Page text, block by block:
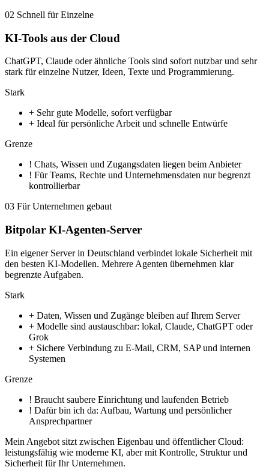
02 Schnell für Einzelne
KI-Tools aus der Cloud
ChatGPT, Claude oder ähnliche Tools sind sofort nutzbar und sehr
stark für einzelne Nutzer, Ideen, Texte und Programmierung.
Stark
+ Sehr gute Modelle, sofort verfügbar
+ Ideal für persönliche Arbeit und schnelle Entwürfe
Grenze
! Chats, Wissen und Zugangsdaten liegen beim Anbieter
! Für Teams, Rechte und Unternehmensdaten nur begrenzt
kontrollierbar
03 Für Unternehmen gebaut
Bitpolar KI-Agenten-Server
Ein eigener Server in Deutschland verbindet lokale Sicherheit mit
den besten KI-Modellen. Mehrere Agenten übernehmen klar
begrenzte Aufgaben.
Stark
+ Daten, Wissen und Zugänge bleiben auf Ihrem Server
+ Modelle sind austauschbar: lokal, Claude, ChatGPT oder
Grok
+ Sichere Verbindung zu E-Mail, CRM, SAP und internen
Systemen
Grenze
! Braucht saubere Einrichtung und laufenden Betrieb
! Dafür bin ich da: Aufbau, Wartung und persönlicher
Ansprechpartner
Mein Angebot sitzt zwischen Eigenbau und öffentlicher Cloud:
leistungsfähig wie moderne KI, aber mit Kontrolle, Struktur und
Sicherheit für Ihr Unternehmen.